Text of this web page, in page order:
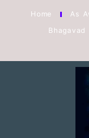
Home As
Bhagavad